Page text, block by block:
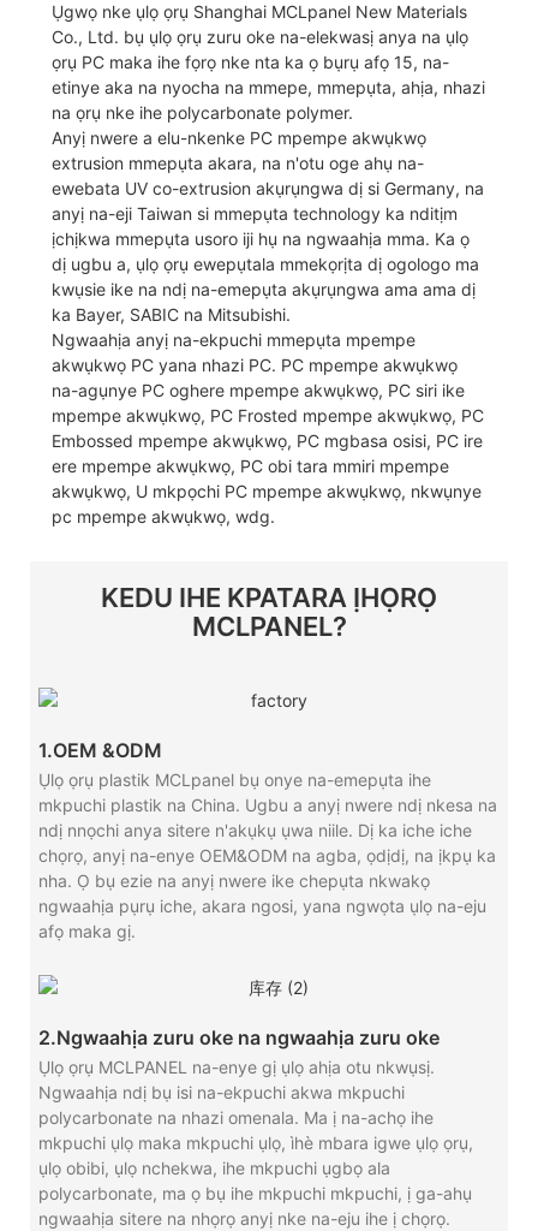
Ụgwọ nke ụlọ ọrụ Shanghai MCLpanel New Materials
Co., Ltd. bụ ụlọ ọrụ zuru oke na-elekwasị anya na ụlọ
ọrụ PC maka ihe fọrọ nke nta ka ọ bụrụ afọ 15, na-
etinye aka na nyocha na mmepe, mmepụta, ahịa, nhazi
na ọrụ nke ihe polycarbonate polymer.
Anyị nwere a elu-nkenke PC mpempe akwụkwọ
extrusion mmepụta akara, na n'otu oge ahụ na-
ewebata UV co-extrusion akụrụngwa dị si Germany, na
anyị na-eji Taiwan si mmepụta technology ka nditịm
ịchịkwa mmepụta usoro iji hụ na ngwaahịa mma. Ka ọ
dị ugbu a, ụlọ ọrụ ewepụtala mmekọrịta dị ogologo ma
kwụsie ike na ndị na-emepụta akụrụngwa ama ama dị
ka Bayer, SABIC na Mitsubishi.
Ngwaahịa anyị na-ekpuchi mmepụta mpempe
akwụkwọ PC yana nhazi PC. PC mpempe akwụkwọ
na-agụnye PC oghere mpempe akwụkwọ, PC siri ike
mpempe akwụkwọ, PC Frosted mpempe akwụkwọ, PC
Embossed mpempe akwụkwọ, PC mgbasa osisi, PC ire
ere mpempe akwụkwọ, PC obi tara mmiri mpempe
akwụkwọ, U mkpọchi PC mpempe akwụkwọ, nkwụnye
pc mpempe akwụkwọ, wdg.
KEDU IHE KPATARA ỊHỌRỌ
MCLPANEL?
1.OEM &ODM
Ụlọ ọrụ plastik MCLpanel bụ onye na-emepụta ihe
mkpuchi plastik na China. Ugbu a anyị nwere ndị nkesa na
ndị nnọchi anya sitere n'akụkụ ụwa niile. Dị ka iche iche
chọrọ, anyị na-enye OEM&ODM na agba, ọdịdị, na ịkpụ ka
nha. Ọ bụ ezie na anyị nwere ike chepụta nkwakọ
ngwaahịa pụrụ iche, akara ngosi, yana ngwọta ụlọ na-eju
afọ maka gị.
2.Ngwaahịa zuru oke na ngwaahịa zuru oke
Ụlọ ọrụ MCLPANEL na-enye gị ụlọ ahịa otu nkwụsị.
Ngwaahịa ndị bụ isi na-ekpuchi akwa mkpuchi
polycarbonate na nhazi omenala. Ma ị na-achọ ihe
mkpuchi ụlọ maka mkpuchi ụlọ, ìhè mbara igwe ụlọ ọrụ,
ụlọ obibi, ụlọ nchekwa, ihe mkpuchi ụgbọ ala
polycarbonate, ma ọ bụ ihe mkpuchi mkpuchi, ị ga-ahụ
ngwaahịa sitere na nhọrọ anyị nke na-eju ihe ị chọrọ.